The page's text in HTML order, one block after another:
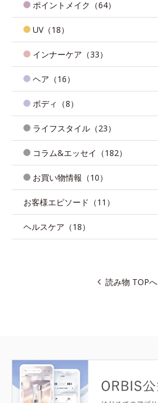
ポイントメイク（64）
UV（18）
インナーケア（33）
ヘア（16）
ボディ（8）
ライフスタイル（23）
コラム&エッセイ（182）
お買い物情報（10）
お客様エピソード（11）
ヘルスケア（18）
読み物 TOPへ